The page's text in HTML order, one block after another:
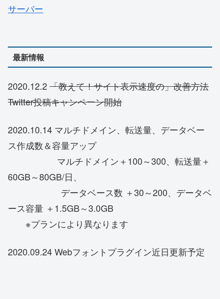
サーバー
最新情報
2020.12.2 「教えて！サイト表示速度の」改善方法
Twitter投稿キャンペーン開始
2020.10.14 マルチドメイン、転送量、データベー
ス作成数＆容量アップ
マルチドメイン＋100～300、転送量＋
60GB～80GB/日、
データベース数 ＋30～200、データベ
ース容量 ＋1.5GB～3.0GB
※プランにより異なります
2020.09.24 Webフォントプラグイン近日更新予定